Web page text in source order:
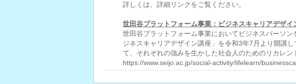
詳しくは、詳細リンクをご覧ください。
世田谷プラットフォーム事業：ビジネスキャリアデザイ
世田谷プラットフォーム事業においてビジネスパーソ
ジネスキャリアデザイン講座」を令和3年7月より開講
て、それぞれの強みを生かした社会人のためのリカレン
https://www.seijo.ac.jp/social-activity/lifelearn/